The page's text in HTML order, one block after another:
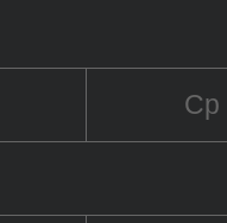
Ср